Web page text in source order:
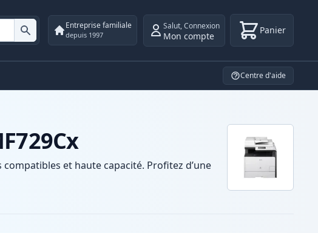
Entreprise familiale
depuis 1997
Salut,Connexion
Mon compte Panier
Centre d'aide
et haute capacité. Profitez d’une